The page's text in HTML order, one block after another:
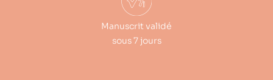
Manuscrit validé
sous 7 jours